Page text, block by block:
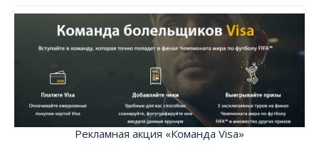
Вход
Рекламная акция «Команда Visa»